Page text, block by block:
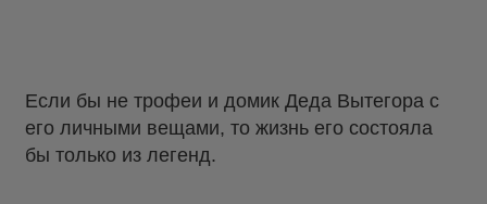
Если бы не трофеи и домик Деда Вытегора с
его личными вещами, то жизнь его состояла
бы только из легенд.